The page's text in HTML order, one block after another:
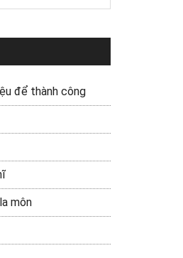
để thành công
môn